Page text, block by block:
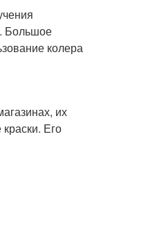
Большое
колера
их
Его